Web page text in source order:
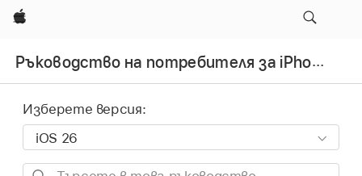
Apple
Ръководство на потребителя за iPhone
Изберете версия: